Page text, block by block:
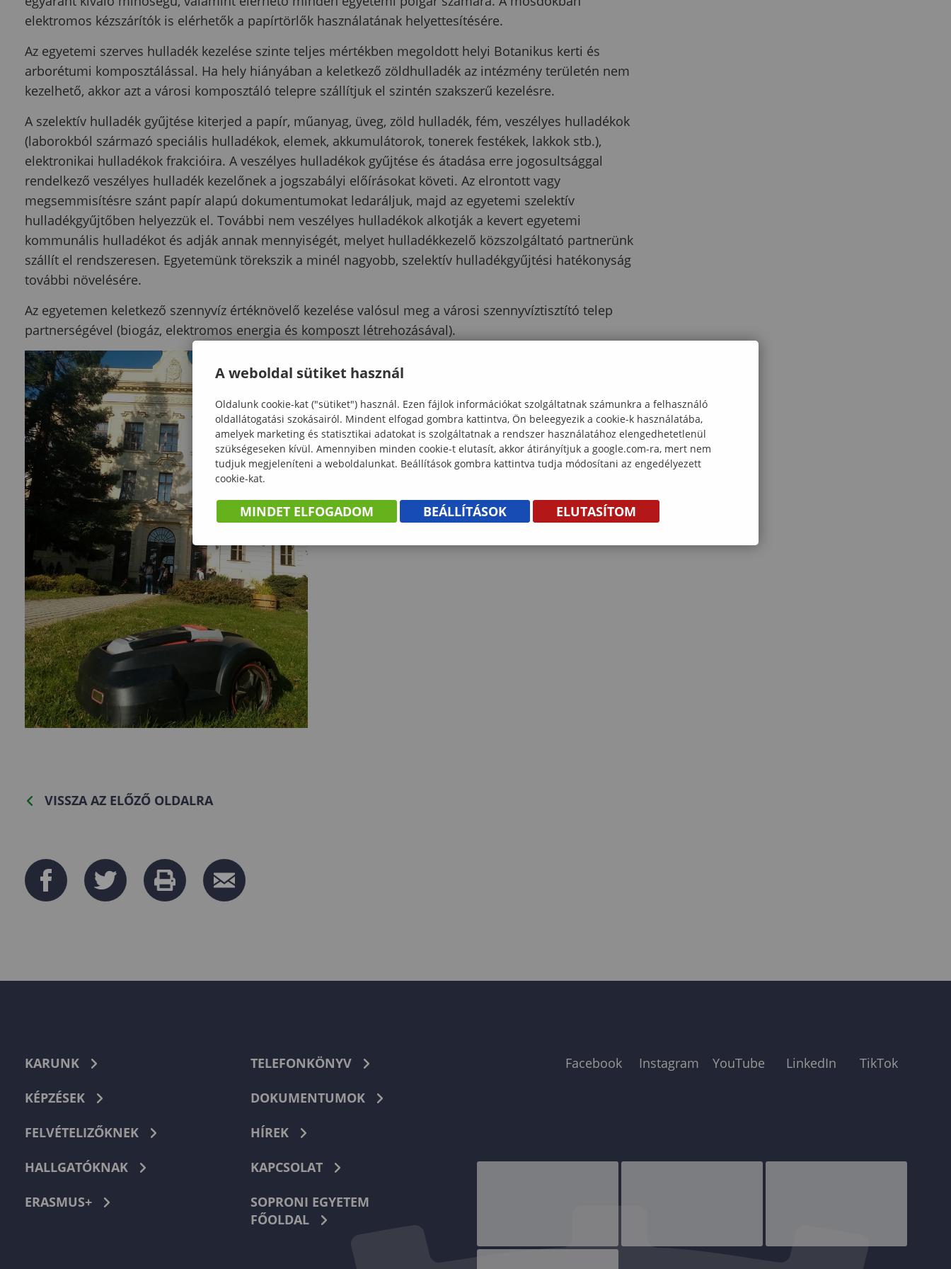
elektromos kézszárítók is elérhetők a papírtörlők használatának helyettesítésére.
Az egyetemi szerves hulladék kezelése szinte teljes mértékben megoldott helyi Botanikus kerti és
arborétumi komposztálással. Ha hely hiányában a keletkező zöldhulladék az intézmény területén nem
kezelhető, akkor azt a városi komposztáló telepre szállítjuk el szintén szakszerű kezelésre.
A szelektív hulladék gyűjtése kiterjed a papír, műanyag, üveg, zöld hulladék, fém, veszélyes hulladékok
(laborokból származó speciális hulladékok, elemek, akkumulátorok, tonerek festékek, lakkok stb.),
elektronikai hulladékok frakcióira. A veszélyes hulladékok gyűjtése és átadása erre jogosultsággal
rendelkező veszélyes hulladék kezelőnek a jogszabályi előírásokat követi. Az elrontott vagy
megsemmisítésre szánt papír alapú dokumentumokat ledaráljuk, majd az egyetemi szelektív
hulladékgyűjtőben helyezzük el. További nem veszélyes hulladékok alkotják a kevert egyetemi
kommunális hulladékot és adják annak mennyiségét, melyet hulladékkezelő közszolgáltató partnerünk
szállít el rendszeresen. Egyetemünk törekszik a minél nagyobb, szelektív hulladékgyűjtési hatékonyság
további növelésére.
Az egyetemen keletkező szennyvíz értéknövelő kezelése valósul meg a városi szennyvíztisztító telep
partnerségével (biogáz, elektromos energia és komposzt létrehozásával).
VISSZA AZ ELŐZŐ OLDALRA
KARUNK
KÉPZÉSEK
FELVÉTELIZŐKNEK
HALLGATÓKNAK
ERASMUS+
TELEFONKÖNYV
DOKUMENTUMOK
HÍREK
KAPCSOLAT
SOPRONI EGYETEM
FŐOLDAL
Facebook Instagram YouTube LinkedIn TikTok
A weboldal sütiket használ
Oldalunk cookie-kat ("sütiket") használ. Ezen fájlok információkat szolgáltatnak számunkra a felhasználó
oldallátogatási szokásairól. Mindent elfogad gombra kattintva, Ön beleegyezik a cookie-k használatába,
amelyek marketing és statisztikai adatokat is szolgáltatnak a rendszer használatához elengedhetetlenül
szükségeseken kívül. Amennyiben minden cookie-t elutasít, akkor átirányítjuk a google.com-ra, mert nem
tudjuk megjeleníteni a weboldalunkat. Beállítások gombra kattintva tudja módosítani az engedélyezett
cookie-kat.
MINDET ELFOGADOM BEÁLLÍTÁSOK ELUTASÍTOM